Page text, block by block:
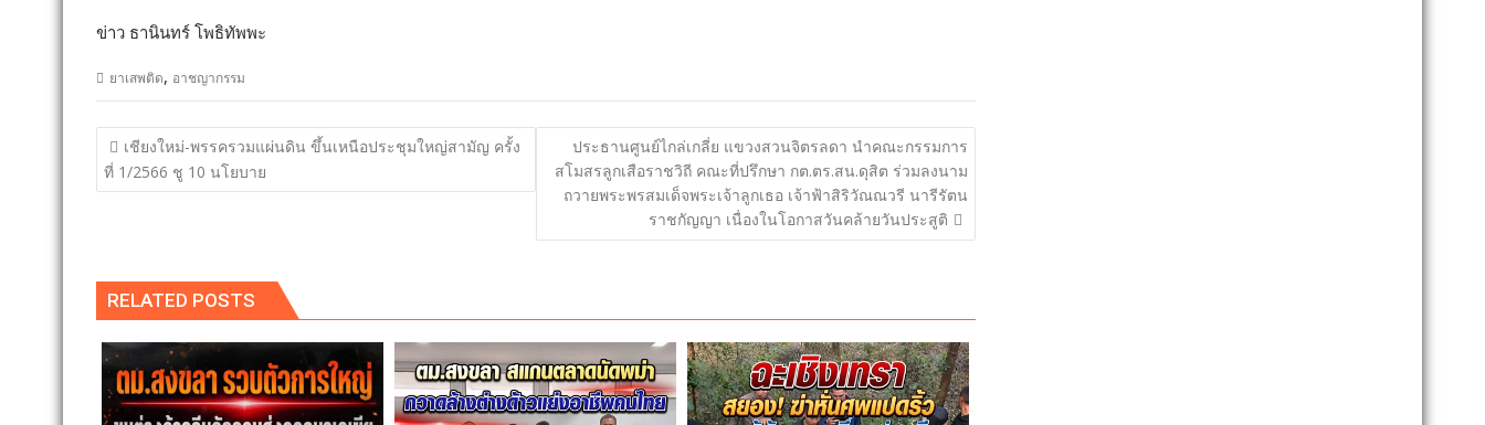
ข่าว ธานินทร์ โพธิทัพพะ
ยาเสพติด, อาชญากรรม
แนะแนว
เรื่อง
เชียงใหม่-พรรครวมแผ่นดิน ขึ้นเหนือประชุมใหญ่สามัญ ครั้ง
ที่ 1/2566 ชู 10 นโยบาย
ประธานศูนย์ไกล่เกลี่ย แขวงสวนจิตรลดา นำคณะกรรมการ
สโมสรลูกเสือราชวิถี คณะที่ปรึกษา กต.ตร.สน.ดุสิต ร่วมลงนาม
ถวายพระพรสมเด็จพระเจ้าลูกเธอ เจ้าฟ้าสิริวัณณวรี นารีรัตน
ราชกัญญา เนื่องในโอกาสวันคล้ายวันประสูติ
RELATED POSTS